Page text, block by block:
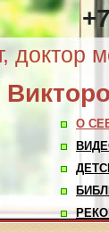
доктор
О